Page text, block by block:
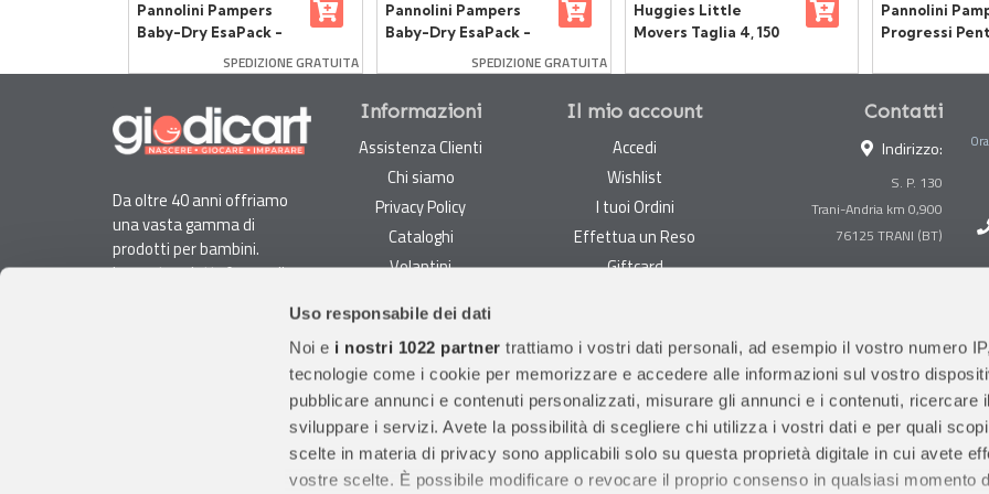
Uso responsabile dei dati
Noi e i nostri 1022 partner trattiamo i vostri dati personali, ad esempio il vostro numero
tecnologie come i cookie per memorizzare e accedere alle informazioni sul vostro
pubblicare annunci e contenuti personalizzati, misurare gli annunci e i contenuti, ricercare
sviluppare i servizi. Avete la possibilità di scegliere chi utilizza i vostri dati e per quali
scelte in materia di privacy sono applicabili solo su questa proprietà digitale in cui avete
vostre scelte. È possibile modificare o revocare il proprio consenso in qualsiasi momento
Pannolini Pampers
Baby-Dry EsaPack -
144 Pezzi
SPEDIZIONE GRATUITA
Pannolini Pampers
Baby-Dry EsaPack -
132 Pezzi
SPEDIZIONE GRATUITA
Huggies Little
Movers Taglia 4, 150
Ultra Dry
Pannolini
Progressi
102 Pezzi
Da oltre 40 anni offriamo
una vasta gamma di
prodotti per bambini.
La nostra piattaforma di
ricerca di giocattoli, articoli
per l'infanzia, cancelleria e
Informazioni
Assistenza Clienti
Chi siamo
Privacy Policy
Cataloghi
Volantini
DURC e Tracciabilità
Rilevazione Misure
Radiatori
Il mio account
Accedi
Wishlist
I tuoi Ordini
Effettua un Reso
Giftcard
Garanzie
Condizioni di vendita
Spedizioni e Resi
Pagamenti sicuri
Contatti
Indirizzo:
S. P. 130
Trani-Andria km 0,900
Prima Infanzia: 0883
494858
Orari di apertura al pubblico